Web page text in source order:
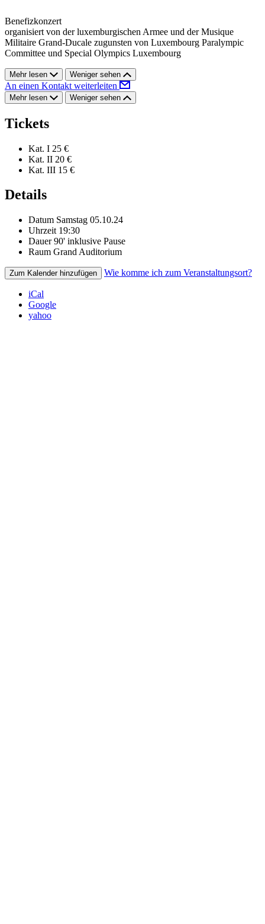
Benefizkonzert
organisiert von der luxemburgischen Armee und der Musique
Militaire Grand-Ducale zugunsten von Luxembourg Paralympic
Committee und Special Olympics Luxembourg
Mehr lesen Weniger sehen
An einen Kontakt weiterleiten
Mehr lesen Weniger sehen
Tickets
Kat. I 25 €
Kat. II 20 €
Kat. III 15 €
Details
Datum Samstag 05.10.24
Uhrzeit 19:30
Dauer 90' inklusive Pause
Raum Grand Auditorium
Zum Kalender hinzufügen Wie komme ich zum Veranstaltungsort?
iCal
Google
yahoo